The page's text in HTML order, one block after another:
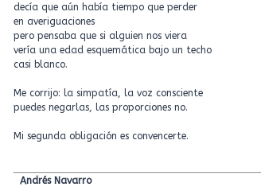
decía que aún había tiempo que perder
en averiguaciones
pero pensaba que si alguien nos viera
vería una edad esquemática bajo un techo
casi blanco.
Me corrijo: la simpatía, la voz consciente
puedes negarlas, las proporciones no.
Mi segunda obligación es convencerte.
Andrés Navarro